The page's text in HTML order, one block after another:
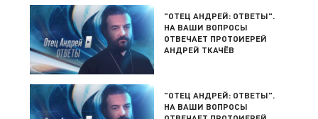
"ОТЕЦ АНДРЕЙ: ОТВЕТЫ".
НА ВАШИ ВОПРОСЫ
ОТВЕЧАЕТ ПРОТОИЕРЕЙ
АНДРЕЙ ТКАЧЁВ
"ОТЕЦ АНДРЕЙ: ОТВЕТЫ".
НА ВАШИ ВОПРОСЫ